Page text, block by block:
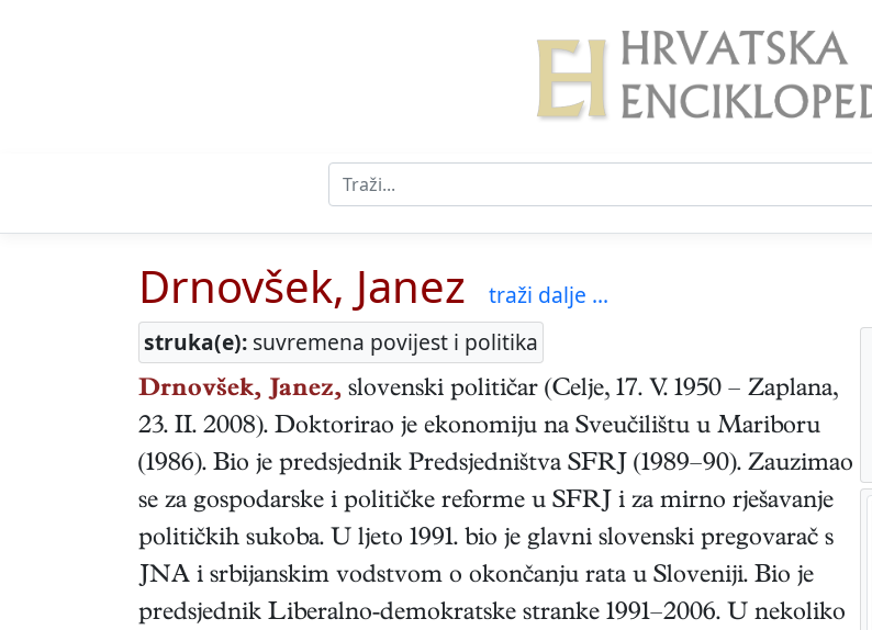
Drnovšek, Janez
traži dalje ...
struka(e): suvremena povijest i politika
Drnovšek, Janez, slovenski političar (Celje, 17. V. 1950 – Zaplana,
23. II. 2008). Doktorirao je ekonomiju na Sveučilištu u Mariboru
(1986). Bio je predsjednik Predsjedništva SFRJ (1989–90). Zauzimao
se za gospodarske i političke reforme u SFRJ i za mirno rješavanje
političkih sukoba. U ljeto 1991. bio je glavni slovenski pregovarač s
JNA i srbijanskim vodstvom o okončanju rata u Sloveniji. Bio je
predsjednik Liberalno-demokratske stranke 1991–2006. U nekoliko